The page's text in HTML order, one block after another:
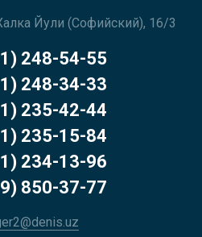
Йули (Софийский), 16/3
248-54-55
248-34-33
235-42-44
235-15-84
234-13-96
850-37-77